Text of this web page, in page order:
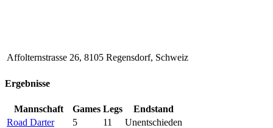
Affolternstrasse 26, 8105 Regensdorf, Schweiz
Ergebnisse
Mannschaft Games Legs
Endstand
Road Darter
5 11
Unentschieden